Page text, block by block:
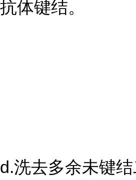
抗体键结。
d.洗去多余未键